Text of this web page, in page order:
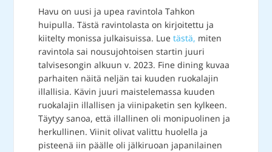
Havu on uusi ja upea ravintola Tahkon
huipulla. Tästä ravintolasta on kirjoitettu ja
kiitelty monissa julkaisuissa. Lue tästä, miten
ravintola sai nousujohtoisen startin juuri
talvisesongin alkuun v. 2023. Fine dining kuvaa
parhaiten näitä neljän tai kuuden ruokalajin
illallisia. Kävin juuri maistelemassa kuuden
ruokalajin illallisen ja viinipaketin sen kylkeen.
Täytyy sanoa, että illallinen oli monipuolinen ja
herkullinen. Viinit olivat valittu huolella ja
pisteenä iin päälle oli jälkiruoan japanilainen